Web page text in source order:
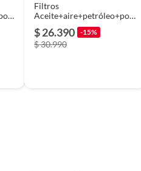
Filtros
Aceite+aire+petróleo+pole
n Maxus T60 2.8 17/22
$ 26.390 -15%
$ 30.990